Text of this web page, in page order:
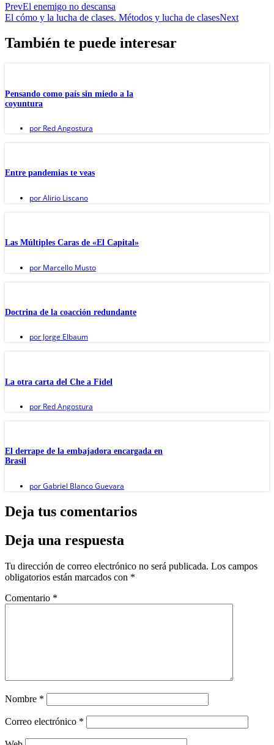
PrevEl enemigo no descansa
El cómo y la lucha de clases. Métodos y lucha de clasesNext
También te puede interesar
Pensando como país sin miedo a la
coyuntura
por Red Angostura
Entre pandemias te veas
porAlirio Liscano
Las Múltiples Caras de «El Capital»
por Marcello Musto
Doctrina de la coacción redundante
por Jorge Elbaum
La otra carta del Che a Fidel
por Red Angostura
El derrape de la embajadora encargada en
Brasil
porGabriel Blanco Guevara
Deja tus comentarios
Deja una respuesta
Tu dirección de correo electrónico no será publicada. Los campos
obligatorios están marcados con *
Comentario *
Nombre *
Correo electrónico *